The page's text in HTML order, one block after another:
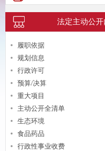
法定主动公开
履职依据
规划信息
行政许可
预算/决算
重大项目
主动公开全清单
生态环境
食品药品
行政性事业收费